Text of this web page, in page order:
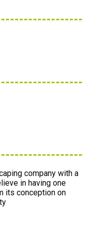
company with a
in having one
its conception on